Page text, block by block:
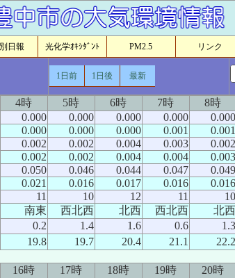
日報 光化学ｵｷｼﾀﾞﾝﾄ PM2.5 リンク
1日前 1日後 最新
4時 5時 6時 7時 8時
0.000 0.000 0.000 0.000 0.000
0.000 0.000 0.000 0.001 0.001
0.002 0.002 0.004 0.003 0.002
0.002 0.002 0.004 0.004 0.003
0.050 0.046 0.044 0.047 0.049
0.021 0.016 0.017 0.016 0.016
11 10 12 11 10
南東 西北西 北西 西北西 北西
0.2 1.4 1.6 0.6 1.3
19.8 19.7 20.4 21.1 22.2
16時 17時 18時 19時 20時